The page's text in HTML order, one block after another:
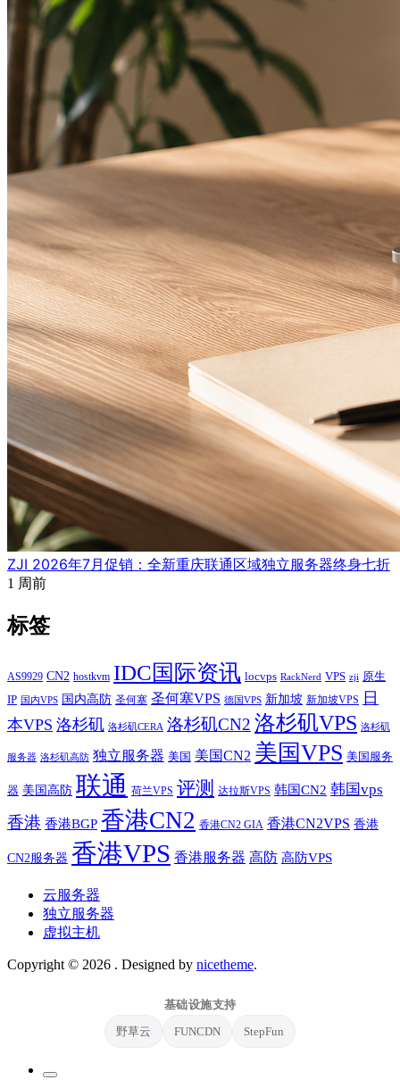
ZJI 2026年7月促销：全新重庆联通区域独立服务器终身七折
1 周前
标签
AS9929 CN2 hostkvm IDC国际资讯 locvps RackNerd VPS zji 原生
IP 国内VPS 国内高防 圣何塞 圣何塞VPS 德国VPS 新加坡 新加坡VPS 日
本VPS 洛杉矶 洛杉矶CERA 洛杉矶CN2 洛杉矶VPS 洛杉矶
服务器 洛杉矶高防 独立服务器 美国 美国CN2 美国VPS 美国服务
器 美国高防 联通 荷兰VPS 评测 达拉斯VPS 韩国CN2 韩国vps
香港 香港BGP 香港CN2 香港CN2 GIA 香港CN2VPS 香港
CN2服务器 香港VPS 香港服务器 高防 高防VPS
云服务器
独立服务器
虚拟主机
Copyright © 2026 . Designed by nicetheme.
基础设施支持
野草云
FUNCDN StepFun